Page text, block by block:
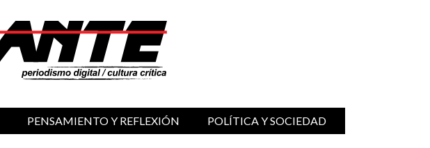
PENSAMIENTO Y REFLEXIÓN POLÍTICA Y SOCIEDAD